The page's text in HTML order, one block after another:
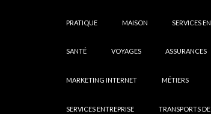
PRATIQUE MAISON SERVICES
SANTÉ VOYAGES ASSURANCES
MARKETING INTERNET MÉTIERS
SERVICES ENTREPRISE TRANSPORTS